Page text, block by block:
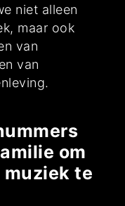
niet alleen
maar ook
van
van
om
muziek te